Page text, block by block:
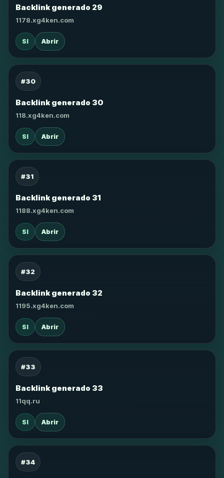
Backlink generado 29
1178.xg4ken.com
SI Abrir
#30
Backlink generado 30
118.xg4ken.com
SI Abrir
#31
Backlink generado 31
1188.xg4ken.com
SI Abrir
#32
Backlink generado 32
1195.xg4ken.com
SI Abrir
#33
Backlink generado 33
11qq.ru
SI Abrir
#34